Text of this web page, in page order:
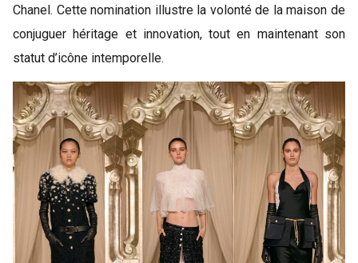
Chanel. Cette nomination illustre la volonté de la maison de
conjuguer héritage et innovation, tout en maintenant son
statut d’icône intemporelle.